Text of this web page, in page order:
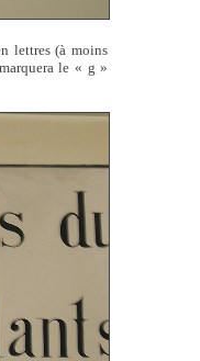
lettres (à moins
le « g »